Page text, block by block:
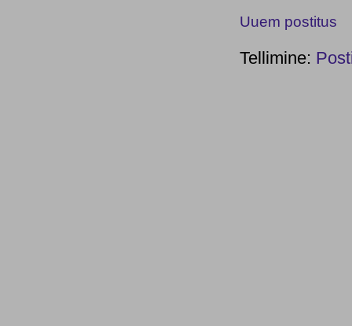
Uuem postitus
Tellimine: